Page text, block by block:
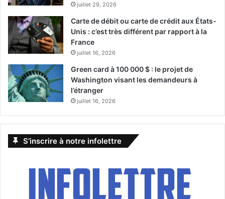
juillet 29, 2026
Carte de débit ou carte de crédit aux États-
Unis : c’est très différent par rapport à la
France
juillet 16, 2026
Green card à 100 000 $ : le projet de
Washington visant les demandeurs à
l’étranger
juillet 16, 2026
S’inscrire à notre infolettre